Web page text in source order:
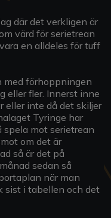
där det verkligen är
värd för serietrean
en alldeles för tuff
med förhoppningen
eller fler. Innerst inne
eller inte då det skiljer
Tyringe har
spela mot serietrean
om det är
så är det på
sedan så
när man
sist i tabellen och det